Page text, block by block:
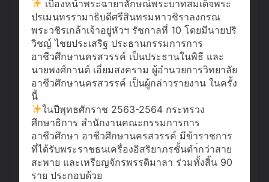
เบื้องหน้าพระฉายาลักษณ์พระบาทสมเด็จพระ
ปรเมนทรรามาธิบดีศรีสินทรมหาวชิราลงกรณ
พระวชิรเกล้าเจ้าอยู่หัวฯ รัชกาลที่ 10 โดยมีนายปริ
วิชญ์ ไชยประเสริฐ ประธานกรรมการการ
อาชีวศึกษานครสวรรค์ เป็นประธานในพิธี และ
นายพงศ์กานต์ เอี่ยมสงคราม ผู้อำนวยการวิทยาลัย
อาชีวศึกษานครสวรรค์ เป็นผู้กล่าวรายงาน ในครั้ง
นี้
ในปีพุทธศักราช 2563-2564 กระทรวง
ศึกษาธิการ สำนักงานคณะกรรมการการ
อาชีวศึกษา อาชีวศึกษานครสวรรค์ มีข้าราชการ
ที่ได้รับพระราชธนเครื่องอิสริยาภรชั้นตำ่กว่าสาย
สะพาย และเหรียญจักรพรรดิมาลา ร่วมทั้งสิ้น 90
ราย ประกอบด้วย